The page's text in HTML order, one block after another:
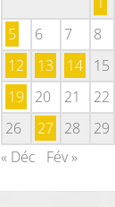
5
6 7 8
12
13 14 15
19
20 21 22
26
27 28 29
« Déc
Fév »